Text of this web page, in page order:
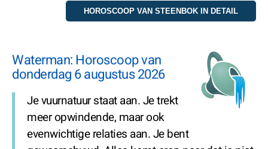
Waterman: Horoscoop van
donderdag 6 augustus 2026
Je vuurnatuur staat aan. Je trekt
meer opwindende, maar ook
evenwichtige relaties aan. Je bent